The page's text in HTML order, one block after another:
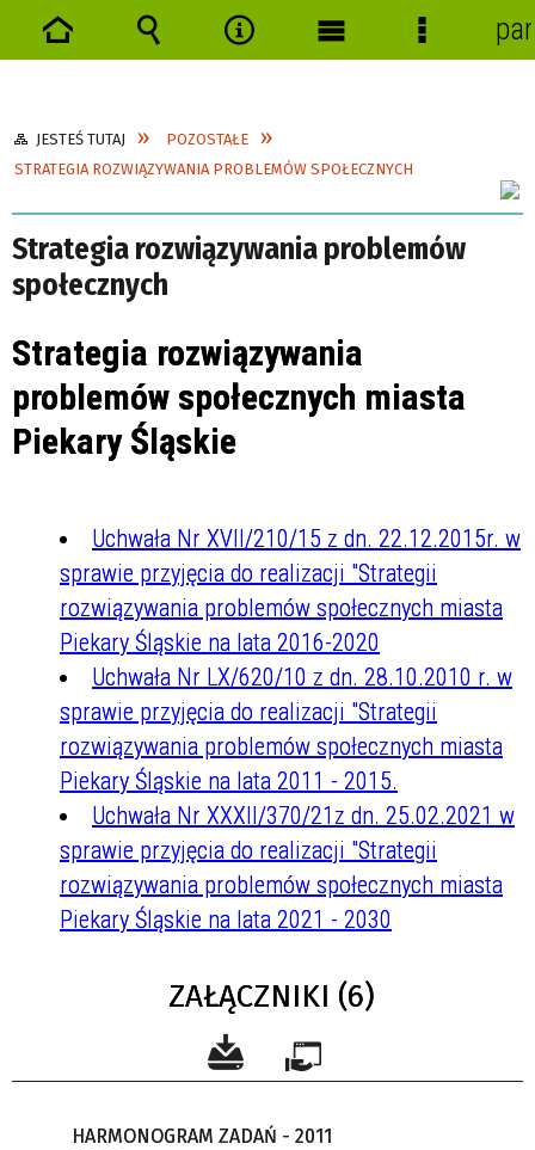
JESTEŚ TUTAJ
POZOSTAŁE
STRATEGIA ROZWIĄZYWANIA PROBLEMÓW SPOŁECZNYCH
Strategia rozwiązywania problemów
społecznych
Strategia rozwiązywania
problemów społecznych miasta
Piekary Śląskie
Uchwała Nr XVII/210/15 z dn. 22.12.2015r. w
sprawie przyjęcia do realizacji "Strategii
rozwiązywania problemów społecznych miasta
Piekary Śląskie na lata 2016-2020
Uchwała Nr LX/620/10 z dn. 28.10.2010 r. w
sprawie przyjęcia do realizacji "Strategii
rozwiązywania problemów społecznych miasta
Piekary Śląskie na lata 2011 - 2015.
Uchwała Nr XXXII/370/21z dn. 25.02.2021 w
sprawie przyjęcia do realizacji "Strategii
rozwiązywania problemów społecznych miasta
Piekary Śląskie na lata 2021 - 2030
ZAŁĄCZNIKI (6)
HARMONOGRAM ZADAŃ - 2011
Strona Wyszukiwarka
NarzędziaMenu
Menu